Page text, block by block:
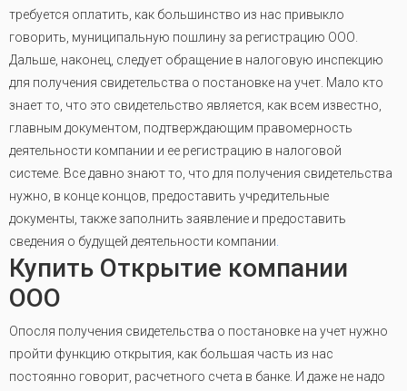
требуется оплатить, как большинство из нас привыкло
говорить, муниципальную пошлину за регистрацию ООО.
Дальше, наконец, следует обращение в налоговую инспекцию
для получения свидетельства о постановке на учет. Мало кто
знает то, что это свидетельство является, как всем известно,
главным документом, подтверждающим правомерность
деятельности компании и ее регистрацию в налоговой
системе. Все давно знают то, что для получения свидетельства
нужно, в конце концов, предоставить учредительные
документы, также заполнить заявление и предоставить
сведения о будущей деятельности компании
Купить Открытие компании
ООО
Опосля получения свидетельства о постановке на учет нужно
пройти функцию открытия, как большая часть из нас
постоянно говорит, расчетного счета в банке. И даже не надо